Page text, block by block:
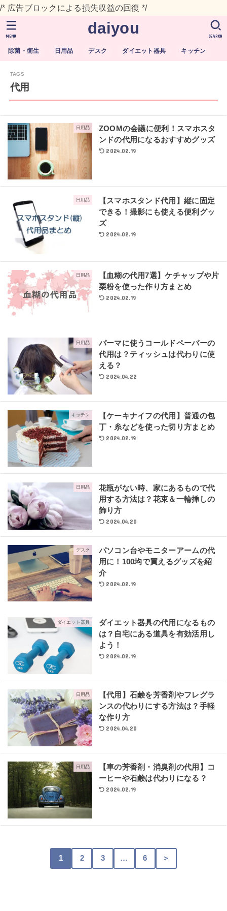
/* 広告ブロックによる損失収益の回復 */
daiyou
除菌・衛生 日用品 デスク ダイエット器具 キッチン
SEARCH
MENU
代用
日用品
ZOOMの会議に便利！スマホスタ
ンドの代用になるおすすめグッズ
2024.02.19
日用品
【スマホスタンド代用】縦に固定
できる！撮影にも使える便利グッ
ズ
2024.02.19
日用品
【血糊の代用7選】ケチャップや片
栗粉を使った作り方まとめ
2024.02.19
日用品
パーマに使うコールドペーパーの
代用は？ティッシュは代わりに使
える？
2024.04.22
キッチン
【ケーキナイフの代用】普通の包
丁・糸などを使った切り方まとめ
2024.02.19
日用品
花瓶がない時、家にあるもので代
用する方法は？花束＆一輪挿しの
飾り方
2024.04.20
デスク
パソコン台やモニターアームの代
用に！100均で買えるグッズを紹
介
2024.02.19
ダイエット器具
ダイエット器具の代用になるもの
は？自宅にある道具を有効活用し
よう！
2024.02.19
日用品
【代用】石鹸を芳香剤やフレグラ
ンスの代わりにする方法は？手軽
な作り方
2024.04.20
日用品
【車の芳香剤・消臭剤の代用】コ
ーヒーや石鹸は代わりになる？
2024.02.19
1 2 3 … 6 ＞